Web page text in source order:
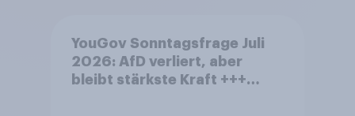
YouGov Sonntagsfrage Juli
2026: AfD verliert, aber
bleibt stärkste Kraft +++